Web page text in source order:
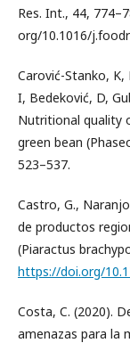
Res. Int., 44,
org/10.1016/
Carović-Stanko, K,
I, Bedeković, D,
Nutritional quality
green bean
523–537.
Castro, G.,
de productos
(Piaractus
https://doi.org/
Costa, C. (2020).
amenazas para la